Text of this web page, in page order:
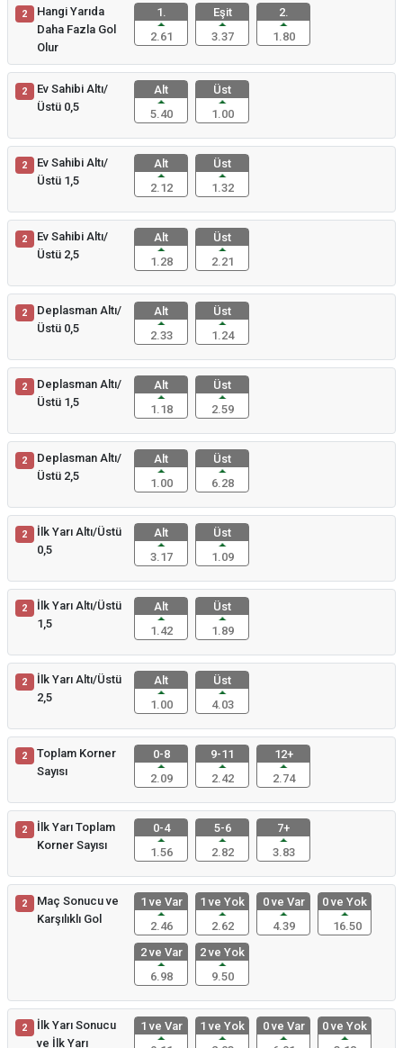
2
Hangi Yarıda
Daha Fazla Gol
Olur
1.
2.61
Eşit
3.37
2.
1.80
2
Ev Sahibi Altı/
Üstü 0,5
Alt
5.40
Üst
1.00
2
Ev Sahibi Altı/
Üstü 1,5
Alt
2.12
Üst
1.32
2
Ev Sahibi Altı/
Üstü 2,5
Alt
1.28
Üst
2.21
2
Deplasman Altı/
Üstü 0,5
Alt
2.33
Üst
1.24
2
Deplasman Altı/
Üstü 1,5
Alt
1.18
Üst
2.59
2
Deplasman Altı/
Üstü 2,5
Alt
1.00
Üst
6.28
2
İlk Yarı Altı/Üstü
0,5
Alt
3.17
Üst
1.09
2
İlk Yarı Altı/Üstü
1,5
Alt
1.42
Üst
1.89
2
İlk Yarı Altı/Üstü
2,5
Alt
1.00
Üst
4.03
2
Toplam Korner
Sayısı
0-8
2.09
9-11
2.42
12+
2.74
2
İlk Yarı Toplam
Korner Sayısı
0-4
1.56
5-6
2.82
7+
3.83
2
Maç Sonucu ve
Karşılıklı Gol
1 ve Var
2.46
1 ve Yok
2.62
0 ve Var
4.39
0 ve Yok
16.50
2 ve Var
6.98
2 ve Yok
9.50
2
İlk Yarı Sonucu
ve İlk Yarı
1 ve Var
1 ve Yok
0 ve Var
0 ve Yok